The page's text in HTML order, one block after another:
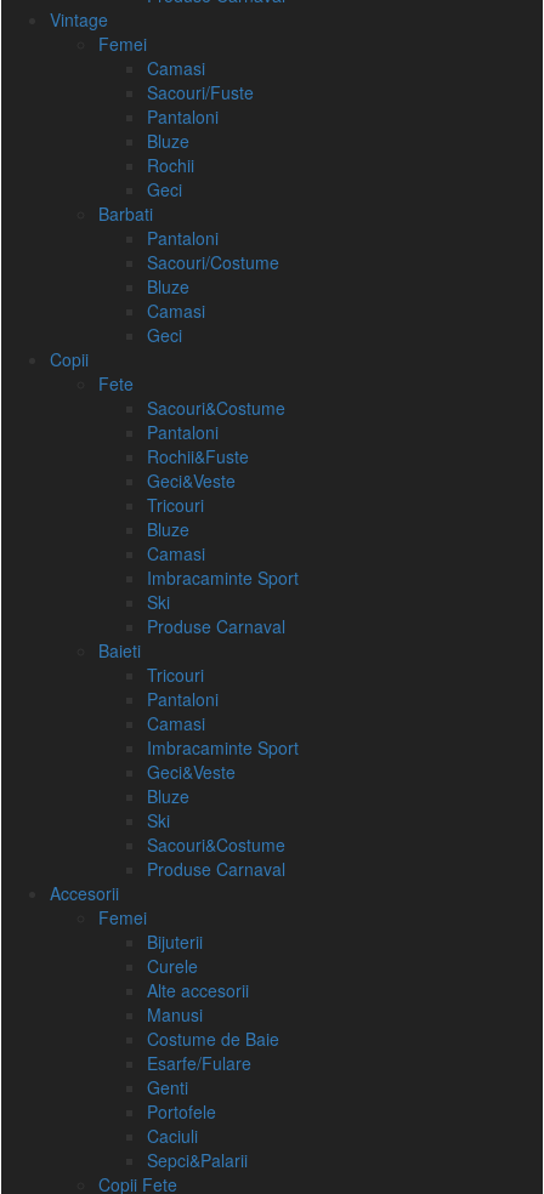
Vintage
Femei
Camasi
Sacouri/Fuste
Pantaloni
Bluze
Rochii
Geci
Barbati
Pantaloni
Sacouri/Costume
Bluze
Camasi
Geci
Copii
Fete
Sacouri&Costume
Pantaloni
Rochii&Fuste
Geci&Veste
Tricouri
Bluze
Camasi
Imbracaminte Sport
Ski
Produse Carnaval
Baieti
Tricouri
Pantaloni
Camasi
Imbracaminte Sport
Geci&Veste
Bluze
Ski
Sacouri&Costume
Produse Carnaval
Accesorii
Femei
Bijuterii
Curele
Alte accesorii
Manusi
Costume de Baie
Esarfe/Fulare
Genti
Portofele
Caciuli
Sepci&Palarii
Copii Fete